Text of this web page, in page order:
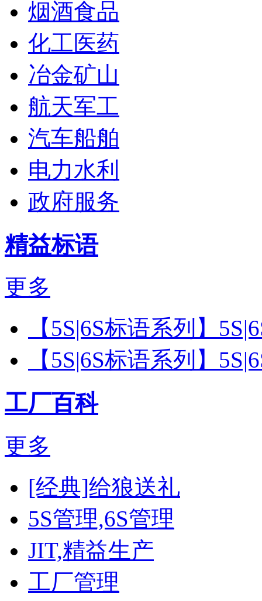
烟酒食品
化工医药
冶金矿山
航天军工
汽车船舶
电力水利
政府服务
精益标语
更多
【5S|6S标语系列】
【5S|6S标语系列】
工厂百科
更多
[经典]给狼送礼
5S管理,6S管理
JIT,精益生产
工厂管理